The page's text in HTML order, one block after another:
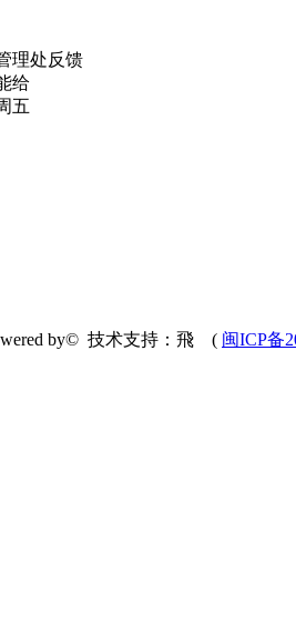
理处反馈
给
五
by© 技术支持：飛 ( 闽ICP备